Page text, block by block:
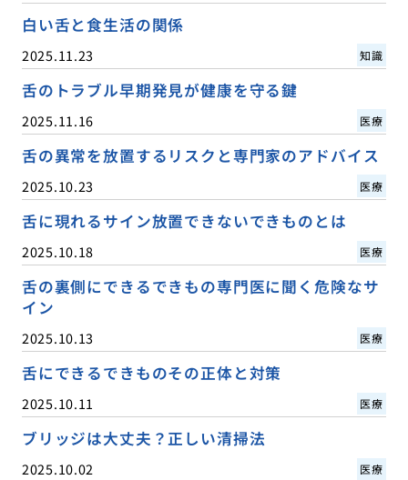
白い舌と食生活の関係
2025.11.23 知識
舌のトラブル早期発見が健康を守る鍵
2025.11.16 医療
舌の異常を放置するリスクと専門家のアドバイス
2025.10.23 医療
舌に現れるサイン放置できないできものとは
2025.10.18 医療
舌の裏側にできるできもの専門医に聞く危険なサ
イン
2025.10.13 医療
舌にできるできものその正体と対策
2025.10.11 医療
ブリッジは大丈夫？正しい清掃法
2025.10.02 医療